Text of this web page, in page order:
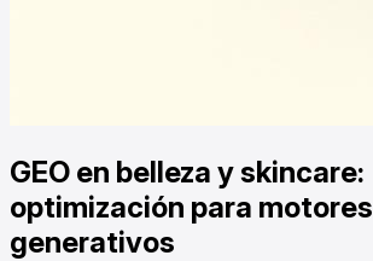
GEO en belleza y skincare:
optimización para motores
generativos